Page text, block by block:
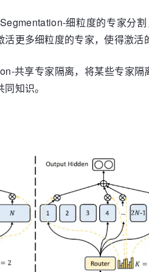
细粒度的专家分
活更多细粒度的专家，使得激
共享专家隔离，将某些专家
知识。